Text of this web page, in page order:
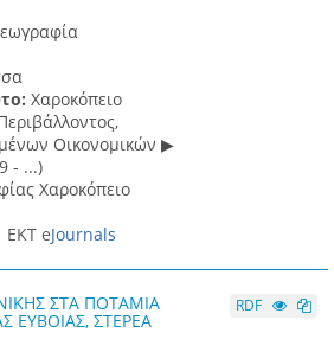
Χαροκόπειο
Οικονομικών ▶
- ...)
Χαροκόπειο
ΕΚΤ eJournals
ΣΤΑ ΠΟΤΑΜΙΑ
ΕΥΒΟΙΑΣ, ΣΤΕΡΕΑ
RDF